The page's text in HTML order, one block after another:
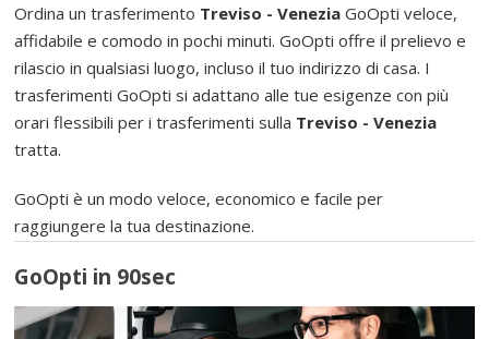
Ordina un trasferimento Treviso - Venezia GoOpti veloce,
affidabile e comodo in pochi minuti. GoOpti offre il prelievo e
rilascio in qualsiasi luogo, incluso il tuo indirizzo di casa. I
trasferimenti GoOpti si adattano alle tue esigenze con più
orari flessibili per i trasferimenti sulla Treviso - Venezia
tratta.
GoOpti è un modo veloce, economico e facile per
raggiungere la tua destinazione.
GoOpti in 90sec